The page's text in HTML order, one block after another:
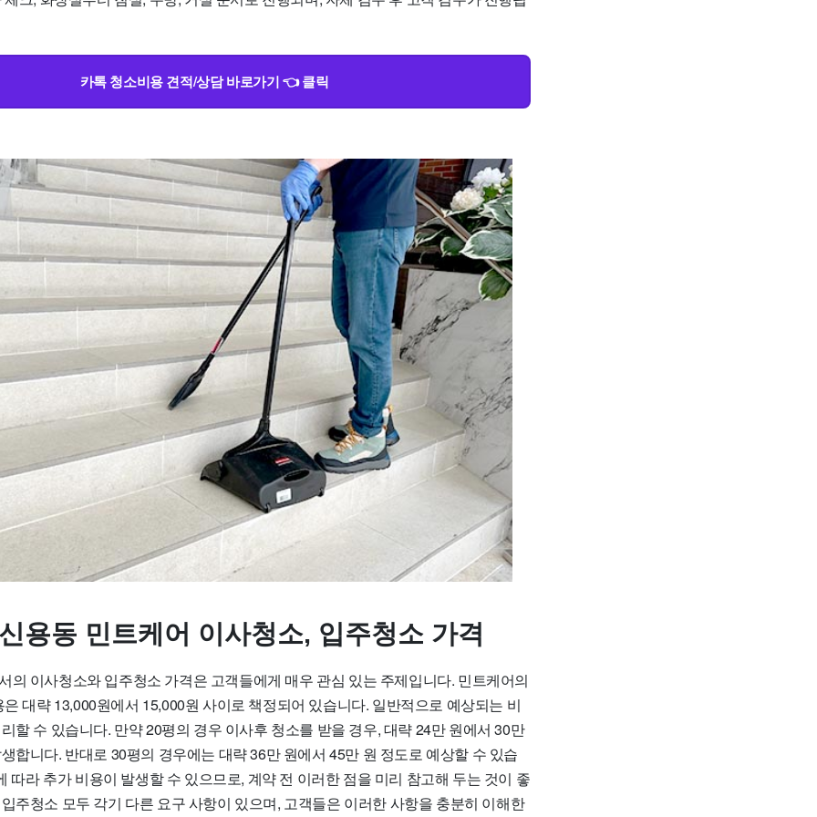
카톡 청소비용 견적/상담 바로가기 👈 클릭
용동 민트케어 이사청소, 입주청소 가격
의 이사청소와 입주청소 가격은 고객들에게 매우 관심 있는 주제입니다. 민트케어의
대략 13,000원에서 15,000원 사이로 책정되어 있습니다. 일반적으로 예상되는 비
할 수 있습니다. 만약 20평의 경우 이사후 청소를 받을 경우, 대략 24만 원에서 30만
합니다. 반대로 30평의 경우에는 대략 36만 원에서 45만 원 정도로 예상할 수 있습
따라 추가 비용이 발생할 수 있으므로, 계약 전 이러한 점을 미리 참고해 두는 것이 좋
주청소 모두 각기 다른 요구 사항이 있으며, 고객들은 이러한 사항을 충분히 이해한